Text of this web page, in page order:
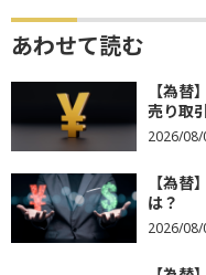
あわせて読む
【為
売り取
2026/08/
【為
は？
2026/08/